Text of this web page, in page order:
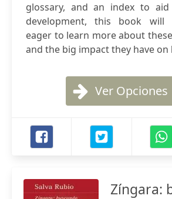
glossary, and an index to
development, this book will
eager to learn more about
and the big impact they have on
Ver Opciones
Zíngara: